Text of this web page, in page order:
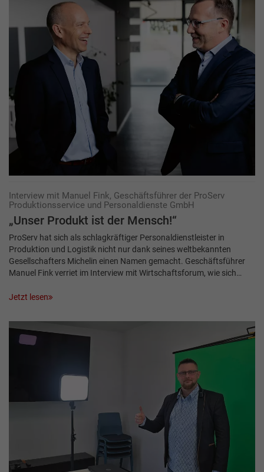
Interview mit Manuel Fink, Geschäftsführer der ProServ
Produktionsservice und Personaldienste GmbH
„Unser Produkt ist der Mensch!“
ProServ hat sich als schlagkräftiger Personaldienstleister in
Produktion und Logistik nicht nur dank seines weltbekannten
Gesellschafters Michelin einen Namen gemacht. Geschäftsführer
Manuel Fink verriet im Interview mit Wirtschaftsforum, wie sich…
Jetzt lesen